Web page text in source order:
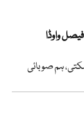
ہم صوبائی